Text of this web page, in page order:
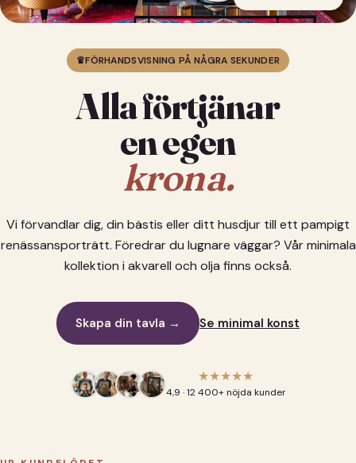
♛FÖRHANDSVISNING PÅ NÅGRA SEKUNDER
Alla förtjänar
en egen
krona.
Vi förvandlar dig, din bästis eller ditt husdjur till ett pampigt
renässansporträtt. Föredrar du lugnare väggar? Vår minimala
kollektion i akvarell och olja finns också.
Skapa din tavla → Se minimal konst
★★★★★
4,9 · 12 400+ nöjda kunder